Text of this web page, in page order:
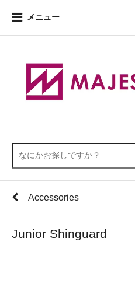
メニュー
Accessories
Junior Shinguard